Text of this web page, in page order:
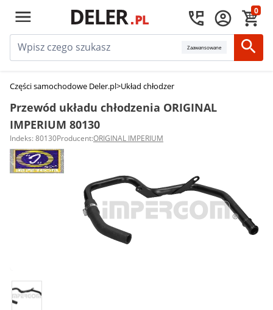
0
Zaawansowane
Części samochodowe Deler.pl>Układ chłodzenia silnika
Przewód układu chłodzenia ORIGINAL
IMPERIUM 80130
Indeks: 80130Producent:ORIGINAL IMPERIUM